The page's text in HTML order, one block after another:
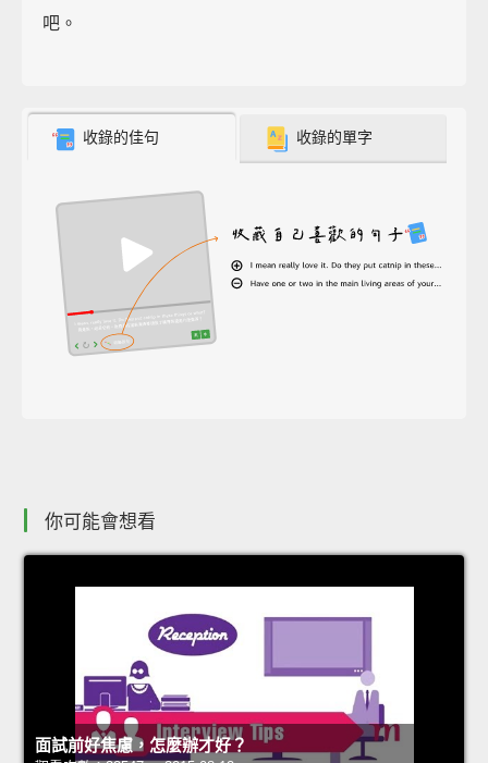
吧。
收錄的佳句 收錄的單字
你可能會想看
面試前好焦慮，怎麼辦才好？